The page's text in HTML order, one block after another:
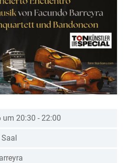
um 20:30 - 22:00